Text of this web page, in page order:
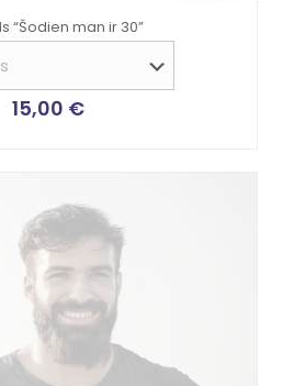
“Šodien man ir 30”
15,00 €